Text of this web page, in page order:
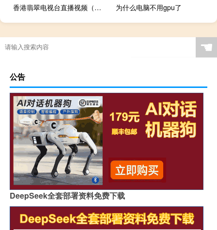
香港翡翠电视台直播视频（香港翡翠电视台直播） 为什么电脑不用gpu了
☚
公告
DeepSeek全套部署资料免费下载